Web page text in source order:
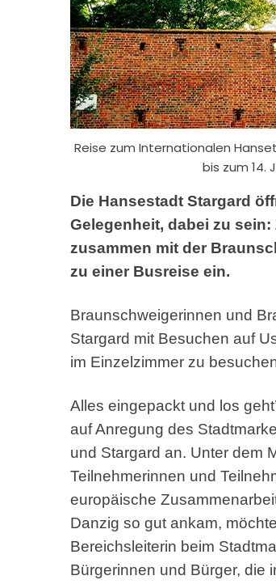
Reise zum Internationalen
bis zum 14.
Die Hansestadt Stargard
Gelegenheit, dabei zu
zusammen mit der
zu einer Busreise ein.
Braunschweigerinnen und
Stargard mit Besuchen auf
im Einzelzimmer zu
Alles eingepackt und los
auf Anregung des
und Stargard an. Unter dem
Teilnehmerinnen und
europäische
Danzig so gut ankam,
Bereichsleiterin beim
Bürgerinnen und Bürger, die